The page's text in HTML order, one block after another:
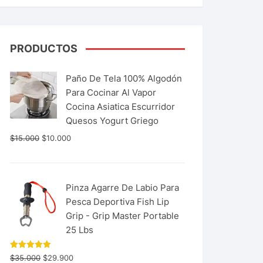
PRODUCTOS
Paño De Tela 100% Algodón
Para Cocinar Al Vapor
Cocina Asiatica Escurridor
Quesos Yogurt Griego
$15.000 $10.000
Pinza Agarre De Labio Para
Pesca Deportiva Fish Lip
Grip - Grip Master Portable
25 Lbs
Valorado
$35.000 $29.900